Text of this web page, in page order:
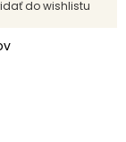
do wishlistu